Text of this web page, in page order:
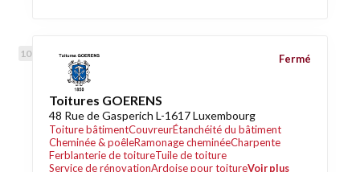
Toitures GOERENS
48 Rue de Gasperich L-1617 Luxembourg
Toiture bâtimentCouvreurÉtanchéité du bâtiment
Cheminée & poêleRamonage cheminéeCharpente
Ferblanterie de toitureTuile de toiture
Service de rénovationArdoise pour toitureVoir plus
Fermé